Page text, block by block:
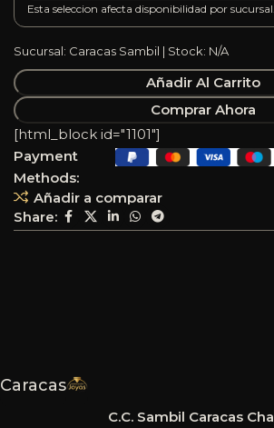
Esta seleccion afecta disponibilidad por sucursal.
Sucursal: Caracas Sambil | Stock: N/A
Añadir Al Carrito
Comprar Ahora
Añadir a comparar
Share:
[html_block id="1101"]
Payment
Methods:
Caracas
C.C. Sambil Caracas